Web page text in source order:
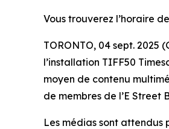
Vous trouverez l’horaire
TORONTO, 04 sept. 2025
l’installation TIFF50
moyen de contenu
de membres de l’E Street
Les médias sont attendus